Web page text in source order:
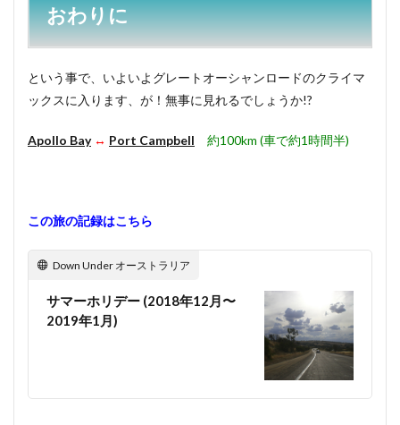
おわりに
という事で、いよいよグレートオーシャンロードのクライマ
ックスに入ります、が！無事に見れるでしょうか!?
Apollo Bay ↔︎ Port Campbell 約100km (車で約1時間半)
この旅の記録はこちら
Down Under オーストラリア
サマーホリデー (2018年12月〜
2019年1月)